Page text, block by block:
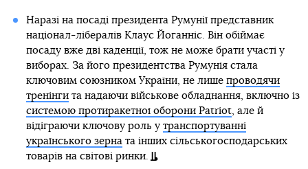
Наразі на посаді президента Румунії представник
націонал-лібералів Клаус Йоганніс. Він обіймає
посаду вже дві каденції, тож не може брати участі у
виборах. За його президентства Румунія стала
ключовим союзником України, не лише проводячи
тренінгита надаючи військове обладнання, включно із
системою протиракетної оборони Patriot, але й
відіграючи ключову роль у транспортуванні
українського зерната інших сільськогосподарських
товарів на світові ринки.